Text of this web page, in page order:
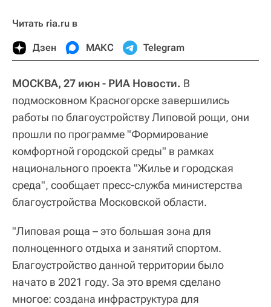
Читать ria.ru в
Дзен МАКС Telegram
МОСКВА, 27 июн - РИА Новости. В
подмосковном Красногорске завершились
работы по благоустройству Липовой рощи, они
прошли по программе "Формирование
комфортной городской среды" в рамках
национального проекта "Жилье и городская
среда", сообщает пресс-служба министерства
благоустройства Московской области.
"Липовая роща – это большая зона для
полноценного отдыха и занятий спортом.
Благоустройство данной территории было
начато в 2021 году. За это время сделано
многое: создана инфраструктура для